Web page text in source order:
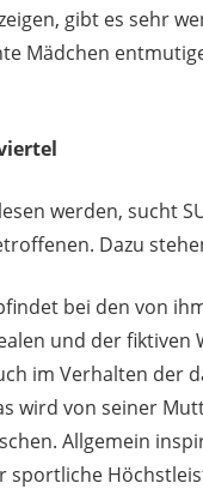
gibt es sehr
Mädchen
werden, sucht
Dazu
bei den von
und der fiktiven
im Verhalten der
wird von seiner
Allgemein